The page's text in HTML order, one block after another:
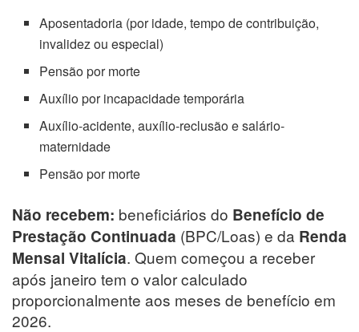
Aposentadoria (por idade, tempo de contribuição,
invalidez ou especial)
Pensão por morte
Auxílio por incapacidade temporária
Auxílio-acidente, auxílio-reclusão e salário-
maternidade
Pensão por morte
Não recebem: beneficiários do Benefício de
Prestação Continuada (BPC/Loas) e da Renda
Mensal Vitalícia. Quem começou a receber
após janeiro tem o valor calculado
proporcionalmente aos meses de benefício em
2026.